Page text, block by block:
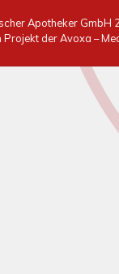
Apotheker GmbH
der Avoxa –